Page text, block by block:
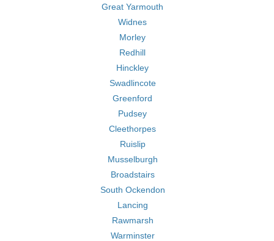
Great Yarmouth
Widnes
Morley
Redhill
Hinckley
Swadlincote
Greenford
Pudsey
Cleethorpes
Ruislip
Musselburgh
Broadstairs
South Ockendon
Lancing
Rawmarsh
Warminster